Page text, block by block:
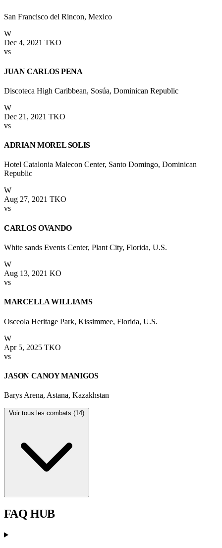
San Francisco del Rincon, Mexico
W
Dec 4, 2021 TKO
vs
JUAN CARLOS PENA
Discoteca High Caribbean, Sosúa, Dominican Republic
W
Dec 21, 2021 TKO
vs
ADRIAN MOREL SOLIS
Hotel Catalonia Malecon Center, Santo Domingo, Dominican
Republic
W
Aug 27, 2021 TKO
vs
CARLOS OVANDO
White sands Events Center, Plant City, Florida, U.S.
W
Aug 13, 2021 KO
vs
MARCELLA WILLIAMS
Osceola Heritage Park, Kissimmee, Florida, U.S.
W
Apr 5, 2025 TKO
vs
JASON CANOY MANIGOS
Barys Arena, Astana, Kazakhstan
Voir tous les combats (14)
FAQ HUB